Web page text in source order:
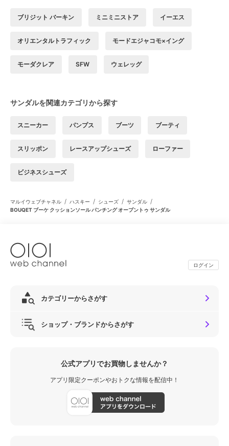
ブリジット バーキン ミニミニストア イーエス
オリエンタルトラフィック モードエジャコモ×イング
モーダクレア SFW ウェレッグ
サンダルを関連カテゴリから探す
スニーカー パンプス ブーツ ブーティ
スリッポン レースアップシューズ ローファー
ビジネスシューズ
マルイウェブチャネル / ハスキー / シューズ / サンダル /
BOUQET ブーケ クッションソール パンチング オープントゥ サンダル
ログイン
カテゴリーからさがす
ショップ・ブランドからさがす
公式アプリでお買物しませんか？
アプリ限定クーポンやおトクな情報を配信中！